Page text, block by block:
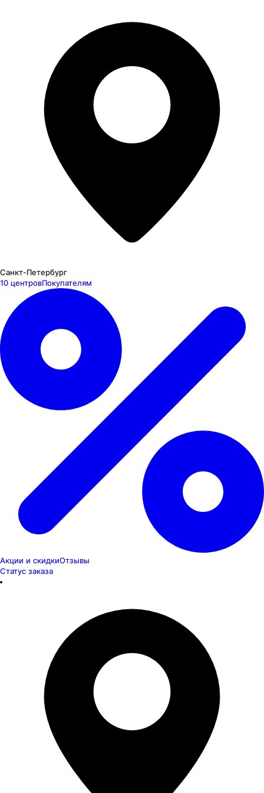
Санкт-Петербург
10 центровПокупателям
Акции и скидкиОтзывы
Статус заказа